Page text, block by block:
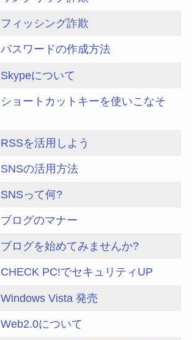
フィッシング詐欺
パスワードの作成方法
Skypeについて
ショートカットキーを使いこなそ
RSSを活用しよう
SNSの活用方法
SNSって何?
ブログのマナー
ブログを始めてみませんか?
CHECK PC!でセキュリティUP
Windows Vista 発売
Web2.0について